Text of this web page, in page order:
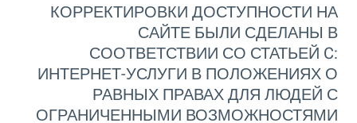
КОРРЕКТИРОВКИ ДОСТУПНОСТИ НА
САЙТЕ БЫЛИ СДЕЛАНЫ В
СООТВЕТСТВИИ СО СТАТЬЕЙ C:
ИНТЕРНЕТ-УСЛУГИ В ПОЛОЖЕНИЯХ О
РАВНЫХ ПРАВАХ ДЛЯ ЛЮДЕЙ С
ОГРАНИЧЕННЫМИ ВОЗМОЖНОСТЯМИ